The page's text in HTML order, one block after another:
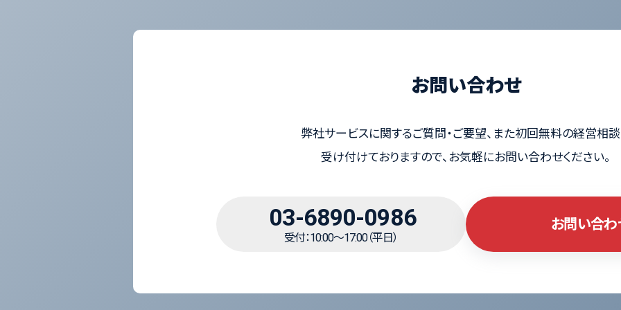
お問い合わせ
弊社サービスに関するご質問・ご要望、また初回無料の経営相
受け付けておりますので、お気軽にお問い合わせください。
03-6890-0986
受付：10:00～17:00（平日）
お問い合わ